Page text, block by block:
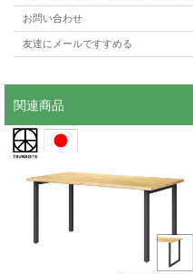
オイルメンテナンスを必要としません
ので気軽に毎日お使いただけます。
スチール脚は４０角のパイプを使用し
ます。また、艶を抑えたサテンブラッ
スクエア・クロス・Ａライン・ストレ
お問い合わせ
友達にメールですすめる
関連商品